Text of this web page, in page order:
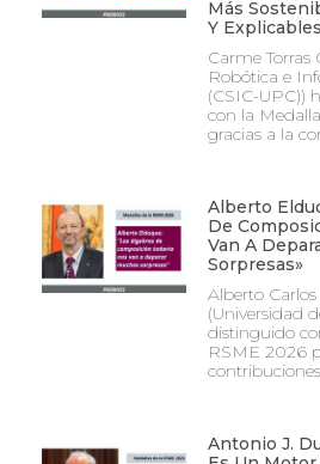
Más
Y
Carme Torras
Robótica e
(CSIC-UPC))
con la
gracias a la
Alberto
De
Van A
Sorpresas»
Alberto
(Universidad
distinguido
RSME 2026
Antonio J.